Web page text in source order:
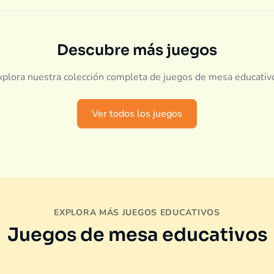
Descubre más juegos
nuestra colección completa de juegos de mesa
Ver todos los juegos
EXPLORA MÁS JUEGOS EDUCATIVOS
Juegos de mesa educativos